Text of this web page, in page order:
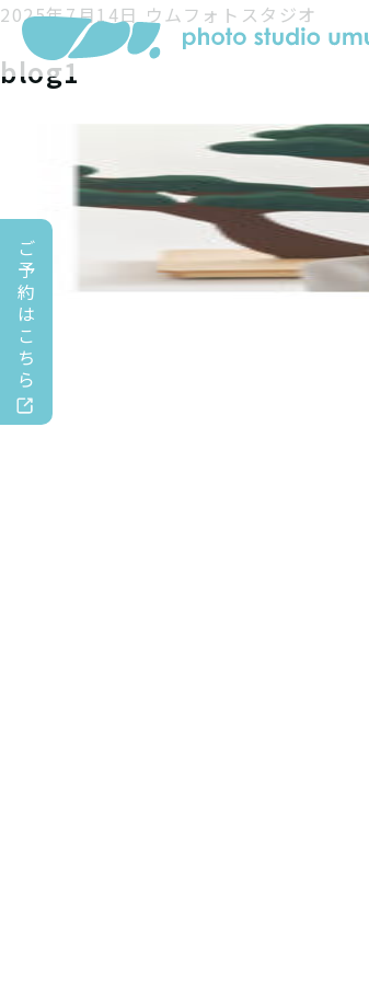
ご
予
約
は
こ
ち
ら
2025年7月14日 ウムフォトスタジオ
blog1